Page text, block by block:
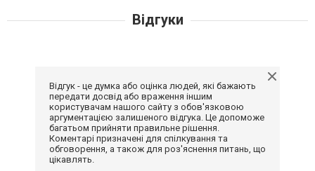
Відгуки
Відгук - це думка або оцінка людей, які бажають
передати досвід або враження іншим
користувачам нашого сайту з обов'язковою
аргументацією залишеного відгука. Це допоможе
багатьом прийняти правильне рішення.
Коментарі призначені для спілкування та
обговорення, а також для роз'яснення питань, що
цікавлять.